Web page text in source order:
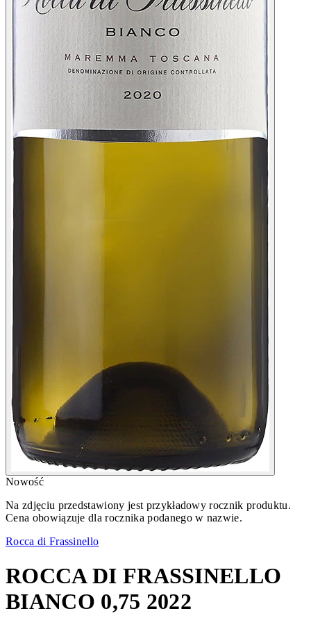
Nowość
Na zdjęciu przedstawiony jest przykładowy rocznik produktu.
Cena obowiązuje dla rocznika podanego w nazwie.
Rocca di Frassinello
ROCCA DI FRASSINELLO
BIANCO 0,75 2022